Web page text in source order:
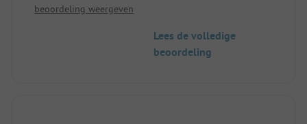
Stroomvoorziening zeer goed. Het terrein is mooi
in mei, zijn we bijna alleen op de camping. Het
restaurant is nog gesloten. Het zwembad is open.
beoordeling weergeven
Lees de volledige
beoordeling